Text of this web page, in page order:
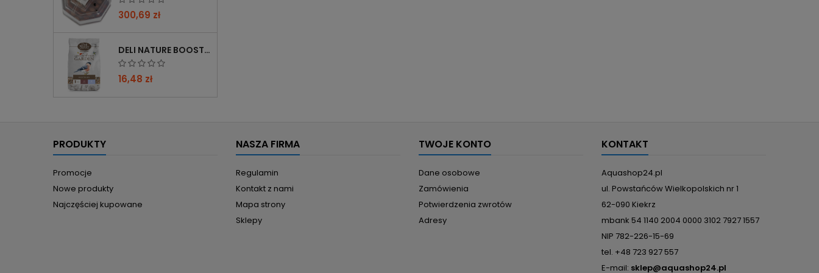
300,69 zł
DELI NATURE BOOSTER MIX 850G - PRZYCIĄGA PTAKI ZIMĄ, BOGATY W WITAMINY
16,48 zł
PRODUKTY
Promocje
Nowe produkty
Najczęściej kupowane
NASZA FIRMA
Regulamin
Kontakt z nami
Mapa strony
Sklepy
TWOJE KONTO
Dane osobowe
Zamówienia
Potwierdzenia zwrotów
Adresy
KONTAKT
Aquashop24.pl
ul. Powstańców Wielkopolskich nr 1
62-090 Kiekrz
mbank 54 1140 2004 0000 3102 7927 1557
NIP 782-226-15-69
tel. +48 723 927 557
E-mail: sklep@aquashop24.pl